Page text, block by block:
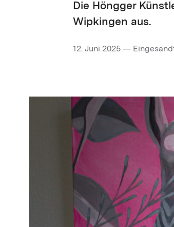
Die Höngger
Wipkingen aus.
12. Juni 2025 —